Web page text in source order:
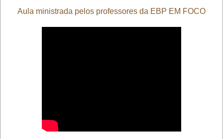
Aula ministrada pelos professores da EBP EM FOCO